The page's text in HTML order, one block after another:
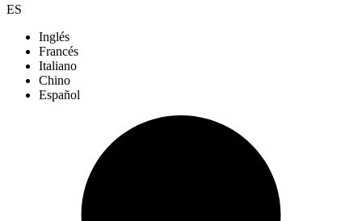
ES
Inglés
Francés
Italiano
Chino
Español